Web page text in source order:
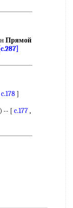
Прямой
[c.287]
c.178]
-- [ c.177,